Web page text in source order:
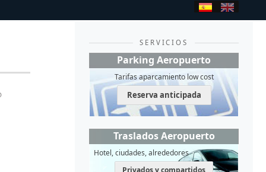
SERVICIOS
Parking Aeropuerto
Tarifas aparcamiento low cost
Reserva anticipada
Traslados Aeropuerto
Hotel, ciudades, alrededores